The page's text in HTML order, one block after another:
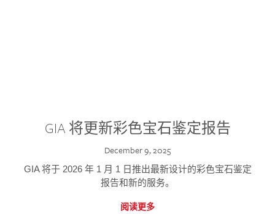
GIA 将更新彩色宝石鉴定报告
December 9, 2025
GIA 将于 2026 年 1 月 1 日推出最新设计的彩色宝石鉴定
报告和新的服务。
阅读更多